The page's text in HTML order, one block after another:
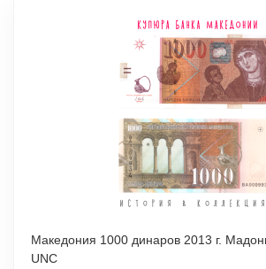
Македония 1000 динаров 2013 г.
UNC